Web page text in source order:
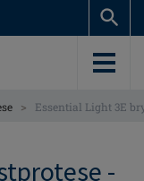
> Essential Light 3E
-